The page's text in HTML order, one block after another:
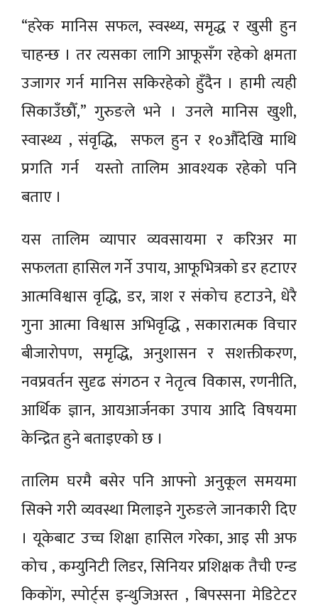
“हरेक मानिस सफल, स्वस्थ्य, समृद्ध र खुसी हुन
चाहन्छ । तर त्यसका लागि आफूसँग रहेको क्षमता
उजागर गर्न मानिस सकिरहेको हुँदैन । हामी त्यही
सिकाउँछौँ,” गुरुङले भने । उनले मानिस खुशी,
स्वास्थ्य , संवृद्धि, सफल हुन र १०औँदेखि माथि
प्रगति गर्न यस्तो तालिम आवश्यक रहेको पनि
बताए ।
यस तालिम व्यापार व्यवसायमा र करिअर मा
सफलता हासिल गर्ने उपाय, आफूभित्रको डर हटाएर
आत्मविश्वास वृद्धि, डर, त्राश र संकोच हटाउने, धेरै
गुना आत्मा विश्वास अभिवृद्धि , सकारात्मक विचार
बीजारोपण, समृद्धि, अनुशासन र सशक्तीकरण,
नवप्रवर्तन सुदृढ संगठन र नेतृत्व विकास, रणनीति,
आर्थिक ज्ञान, आयआर्जनका उपाय आदि विषयमा
केन्द्रित हुने बताइएको छ ।
तालिम घरमै बसेर पनि आफ्नो अनुकूल समयमा
सिक्ने गरी व्यवस्था मिलाइने गुरुङले जानकारी दिए
। यूकेबाट उच्च शिक्षा हासिल गरेका, आइ सी अफ
कोच , कम्युनिटी लिडर, सिनियर प्रशिक्षक तैची एन्ड
किकोंग, स्पोर्ट्स इन्थुजिअस्त , बिपस्सना मेडिटेटर